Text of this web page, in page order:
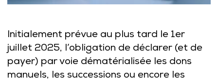
Initialement prévue au plus tard le 1er
juillet 2025, l’obligation de déclarer (et de
payer) par voie dématérialisée les dons
manuels, les successions ou encore les